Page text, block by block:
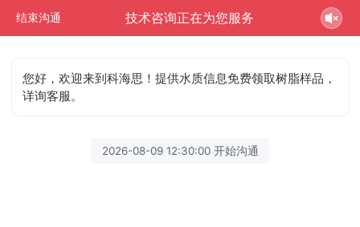
结束沟通 技术咨询正在为您服务
您好，欢迎来到科海思！提供水质信息免费领取树脂样品，
详询客服。
2026-08-09 12:30:00 开始沟通